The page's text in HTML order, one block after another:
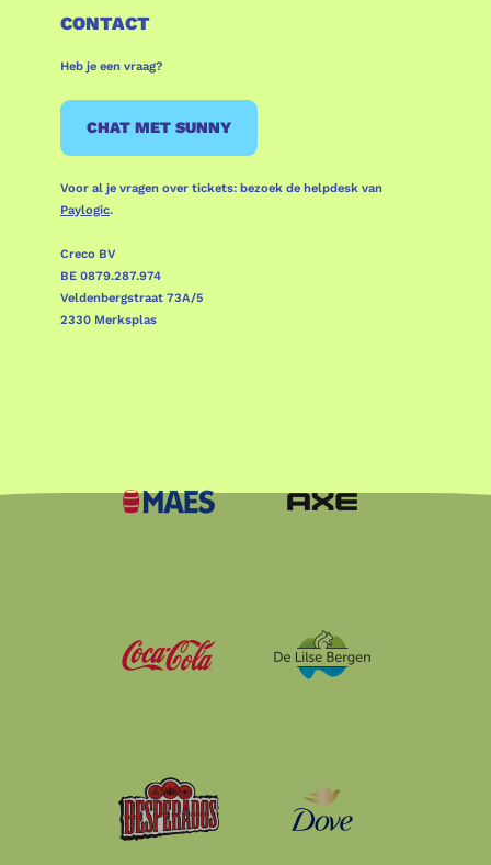
CONTACT
Heb je een vraag?
CHAT MET SUNNY
Voor al je vragen over tickets: bezoek de helpdesk van
Paylogic.
Creco BV
BE 0879.287.974
Veldenbergstraat 73A/5
2330 Merksplas